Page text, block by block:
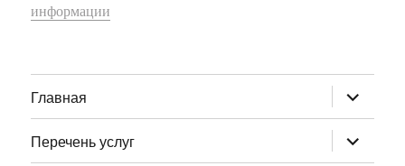
информации
Главная раскрыть
дочернее
меню
Перечень услуг
раскрыть
дочернее